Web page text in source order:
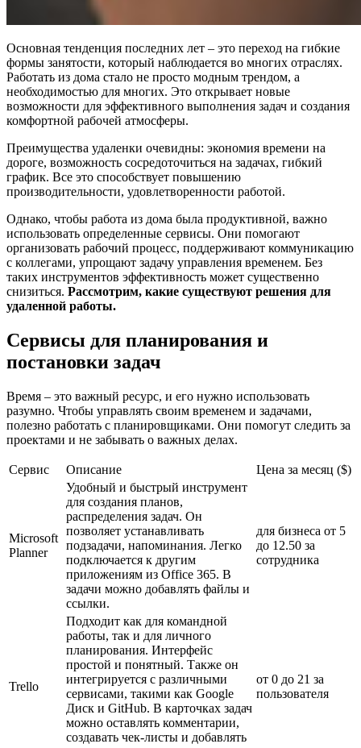
Основная тенденция последних лет – это переход на гибкие
формы занятости, который наблюдается во многих отраслях.
Работать из дома стало не просто модным трендом, а
необходимостью для многих. Это открывает новые
возможности для эффективного выполнения задач и создания
комфортной рабочей атмосферы.
Преимущества удаленки очевидны: экономия времени на
дороге, возможность сосредоточиться на задачах, гибкий
график. Все это способствует повышению
производительности, удовлетворенности работой.
Однако, чтобы работа из дома была продуктивной, важно
использовать определенные сервисы. Они помогают
организовать рабочий процесс, поддерживают коммуникацию
с коллегами, упрощают задачу управления временем. Без
таких инструментов эффективность может существенно
снизиться. Рассмотрим, какие существуют решения для
удаленной работы.
Сервисы для планирования и
постановки задач
Время – это важный ресурс, и его нужно использовать
разумно. Чтобы управлять своим временем и задачами,
полезно работать с планировщиками. Они помогут следить за
проектами и не забывать о важных делах.
Сервис Описание Цена за месяц ($)
Microsoft
Planner
Удобный и быстрый инструмент
для создания планов,
распределения задач. Он
позволяет устанавливать
подзадачи, напоминания. Легко
подключается к другим
приложениям из Office 365. В
задачи можно добавлять файлы и
ссылки.
для бизнеса от 5
до 12.50 за
сотрудника
Trello
Подходит как для командной
работы, так и для личного
планирования. Интерфейс
простой и понятный. Также он
интегрируется с различными
сервисами, такими как Google
Диск и GitHub. В карточках задач
можно оставлять комментарии,
создавать чек-листы и добавлять
от 0 до 21 за
пользователя